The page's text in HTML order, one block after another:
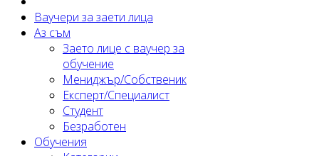
Ваучери за заети лица
Аз съм
Заето лице с ваучер за
обучение
Мениджър/Собственик
Експерт/Специалист
Студент
Безработен
Обучения